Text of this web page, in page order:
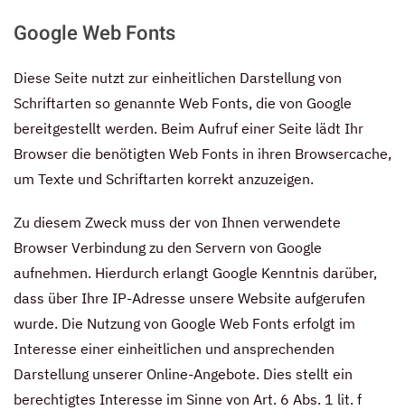
Google Web Fonts
Diese Seite nutzt zur einheitlichen Darstellung von
Schriftarten so genannte Web Fonts, die von Google
bereitgestellt werden. Beim Aufruf einer Seite lädt Ihr
Browser die benötigten Web Fonts in ihren Browsercache,
um Texte und Schriftarten korrekt anzuzeigen.
Zu diesem Zweck muss der von Ihnen verwendete
Browser Verbindung zu den Servern von Google
aufnehmen. Hierdurch erlangt Google Kenntnis darüber,
dass über Ihre IP-Adresse unsere Website aufgerufen
wurde. Die Nutzung von Google Web Fonts erfolgt im
Interesse einer einheitlichen und ansprechenden
Darstellung unserer Online-Angebote. Dies stellt ein
berechtigtes Interesse im Sinne von Art. 6 Abs. 1 lit. f